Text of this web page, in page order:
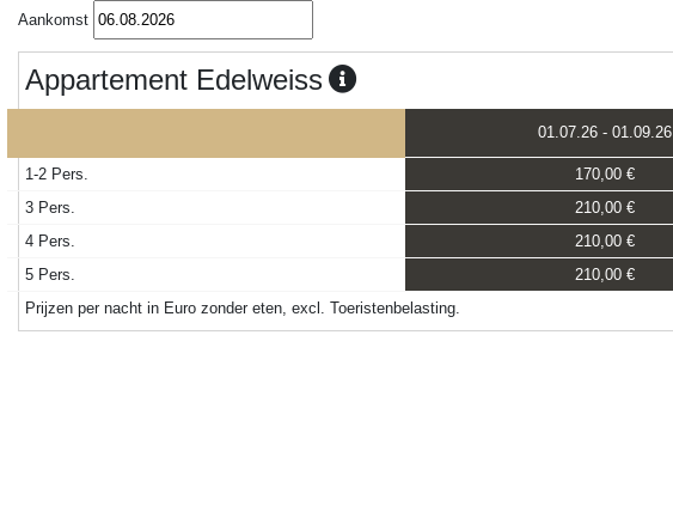
Aankomst
Appartement Edelweiss
01.07.26-01.09.26
1-2 Pers. 170,00 €
3 Pers.
210,00 €
4 Pers.
210,00 €
5 Pers.
210,00 €
Prijzen per nacht in Euro zonder eten, excl. Toeristenbelasting.